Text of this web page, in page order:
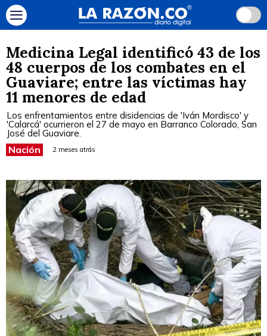
Medicina Legal identificó 43 de los
48 cuerpos de los combates en el
Guaviare; entre las víctimas hay
11 menores de edad
Los enfrentamientos entre disidencias de 'Iván Mordisco' y
'Calarcá' ocurrieron el 27 de mayo en Barranco Colorado, San
José del Guaviare.
Nación 2 meses atrás